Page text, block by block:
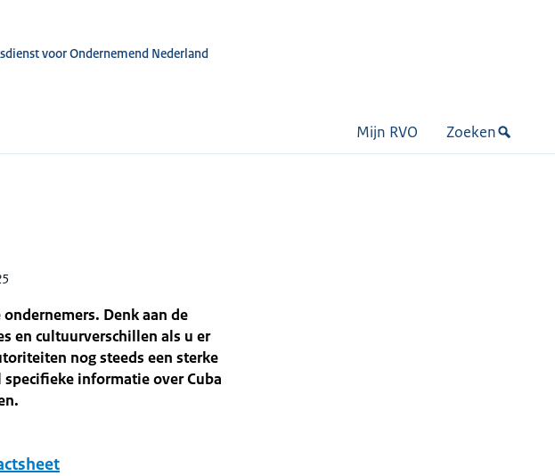
voor Ondernemend Nederland
Mijn RVO Zoeken
Denk aan de
en cultuurverschillen als u er
nog steeds een sterke
informatie over Cuba